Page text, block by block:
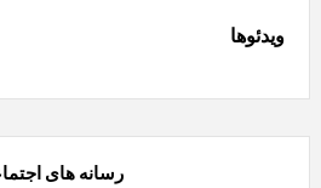
ویدئوها
رسانه های